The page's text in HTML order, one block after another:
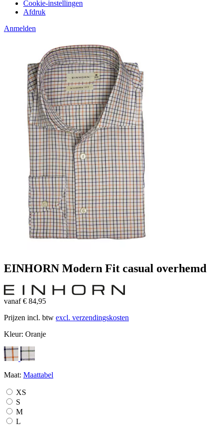
Cookie-instellingen
Afdruk
Anmelden
EINHORN Modern Fit casual overhemd
vanaf € 84,95
Prijzen incl. btw excl. verzendingskosten
Kleur: Oranje
Maat: Maattabel
XS
S
M
L